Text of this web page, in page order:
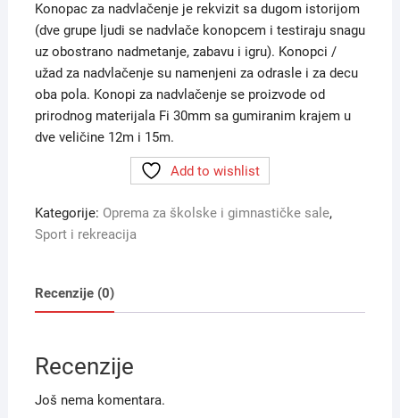
Konopac za nadvlačenje je rekvizit sa dugom istorijom
(dve grupe ljudi se nadvlače konopcem i testiraju snagu
uz obostrano nadmetanje, zabavu i igru). Konopci /
užad za nadvlačenje su namenjeni za odrasle i za decu
oba pola. Konopi za nadvlačenje se proizvode od
prirodnog materijala Fi 30mm sa gumiranim krajem u
dve veličine 12m i 15m.
Add to wishlist
Kategorije: Oprema za školske i gimnastičke sale,
Sport i rekreacija
Recenzije (0)
Recenzije
Još nema komentara.